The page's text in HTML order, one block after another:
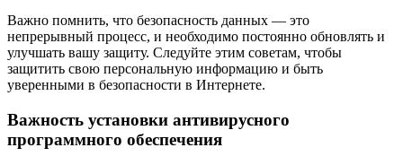
Важно помнить, что безопасность данных — это
непрерывный процесс, и необходимо постоянно обновлять и
улучшать вашу защиту. Следуйте этим советам, чтобы
защитить свою персональную информацию и быть
уверенными в безопасности в Интернете.
Важность установки антивирусного
программного обеспечения